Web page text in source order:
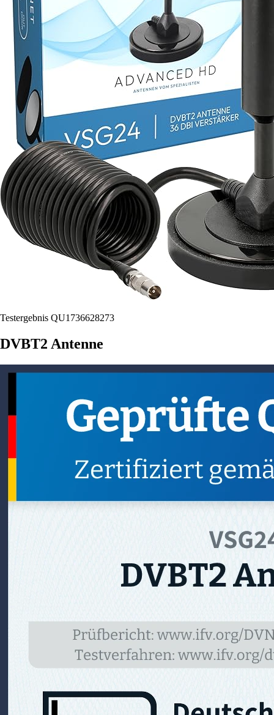
Testergebnis QU1736628273
DVBT2 Antenne